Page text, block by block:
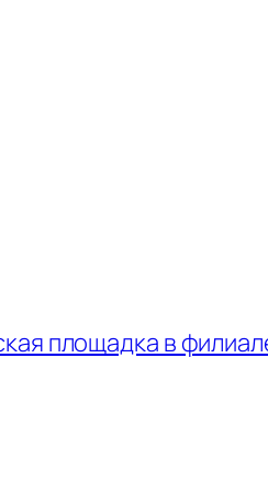
площадка в